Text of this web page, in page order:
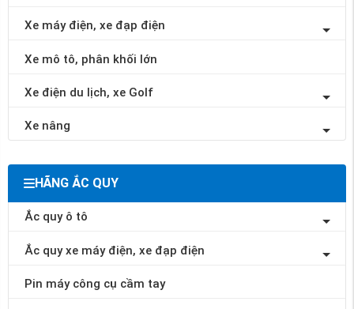
Xe máy điện, xe đạp điện
Xe mô tô, phân khối lớn
Xe điện du lịch, xe Golf
Xe nâng
HÃNG ẮC QUY
Ắc quy ô tô
Ắc quy xe máy điện, xe đạp điện
Pin máy công cụ cầm tay